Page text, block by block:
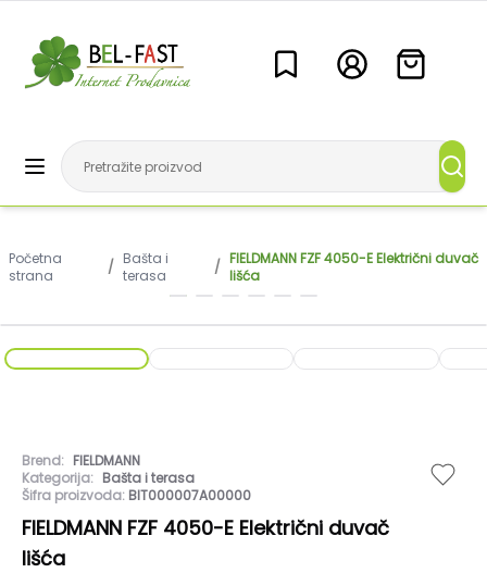
Početna
strana
/ Bašta i
terasa
/ FIELDMANN FZF 4050-E Električni duvač
lišća
Brend: FIELDMANN
Kategorija: Bašta i terasa
Šifra proizvoda: BIT000007A00000
FIELDMANN FZF 4050-E Električni duvač
lišća